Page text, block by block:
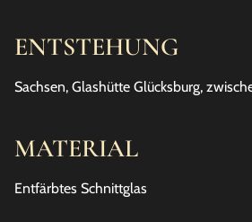
ENTSTEHUNG
Sachsen, Glashütte Glücksburg,
MATERIAL
Entfärbtes Schnittglas